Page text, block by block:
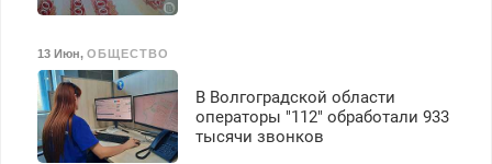
13 Июн, ОБЩЕСТВО
В Волгоградской области
операторы "112" обработали 933
тысячи звонков